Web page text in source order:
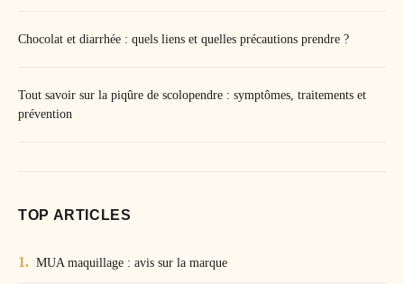
Chocolat et diarrhée : quels liens et quelles précautions prendre ?
Tout savoir sur la piqûre de scolopendre : symptômes, traitements et
prévention
TOP ARTICLES
MUA maquillage : avis sur la marque